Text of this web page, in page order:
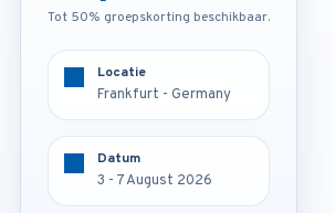
Tot 50% groepskorting
Frankfurt - Germany
3 - 7 August 2026
Tot 50% groepskorting
Online
3 - 7 August 2026